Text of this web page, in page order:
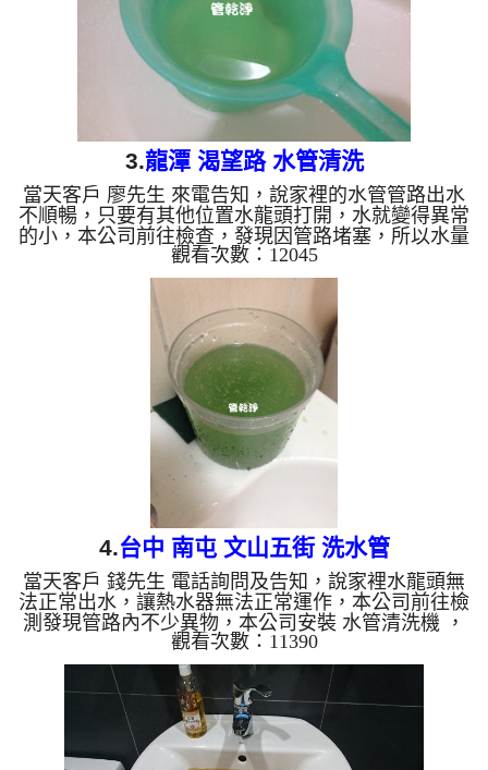
3.龍潭 渴望路 水管清洗
當天客戶 廖先生 來電告知，說家裡的水管管路出水
不順暢，只要有其他位置水龍頭打開，水就變得異常
的小，本公司前往檢查，發現因管路堵塞，所以水量
小，本公司安裝 水管清洗機 ，開始 洗水管 ，水管管
路水龍頭一直噴出黃水及藍綠水，如下影片，廖先生
看到嚇了一跳，管路清洗 花了約三個小時，管路中
的異物清出來後，水管出水量變大了，廖先生終於能
安心的用水了。 清洗水管, 水管清洗, 洗水管, 熱水
管堵塞, 熱水忽冷忽熱 ...
觀看次數：12045
4.台中 南屯 文山五街 洗水管
當天客戶 錢先生 電話詢問及告知，說家裡水龍頭無
法正常出水，讓熱水器無法正常運作，本公司前往檢
測發現管路內不少異物，本公司安裝 水管清洗機 ，
開始 洗水管 ，水管管路水龍頭一直噴出黃水及綠
水，如下影片圖片，客戶看了驚訝不已，管路清洗
花了約兩個多小時，管路中的異物於洗乾淨，水量變
大了，熱水器也正常運行了。 清洗水管, 水管清洗,
洗水管, 熱水管堵塞, 熱水忽冷忽熱 ...
觀看次數：11390